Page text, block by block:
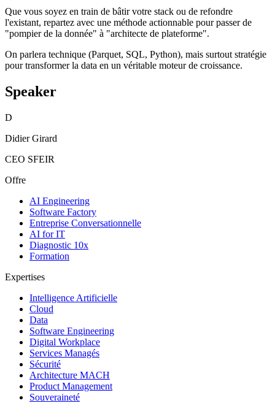
Que vous soyez en train de bâtir votre stack ou de refondre
l'existant, repartez avec une méthode actionnable pour passer de
"pompier de la donnée" à "architecte de plateforme".
On parlera technique (Parquet, SQL, Python), mais surtout stratégie
pour transformer la data en un véritable moteur de croissance.
Speaker
D
Didier Girard
CEO SFEIR
Offre
AI Engineering
Software Factory
Entreprise Conversationnelle
AI for IT
Diagnostic 10x
Formation
Expertises
Intelligence Artificielle
Cloud
Data
Software Engineering
Digital Workplace
Services Managés
Sécurité
Architecture MACH
Product Management
Souveraineté